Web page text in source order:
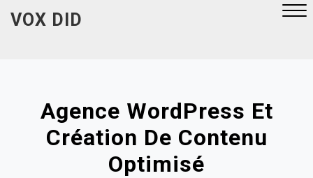
VOX DID
Agence WordPress Et
Création De Contenu
Optimisé